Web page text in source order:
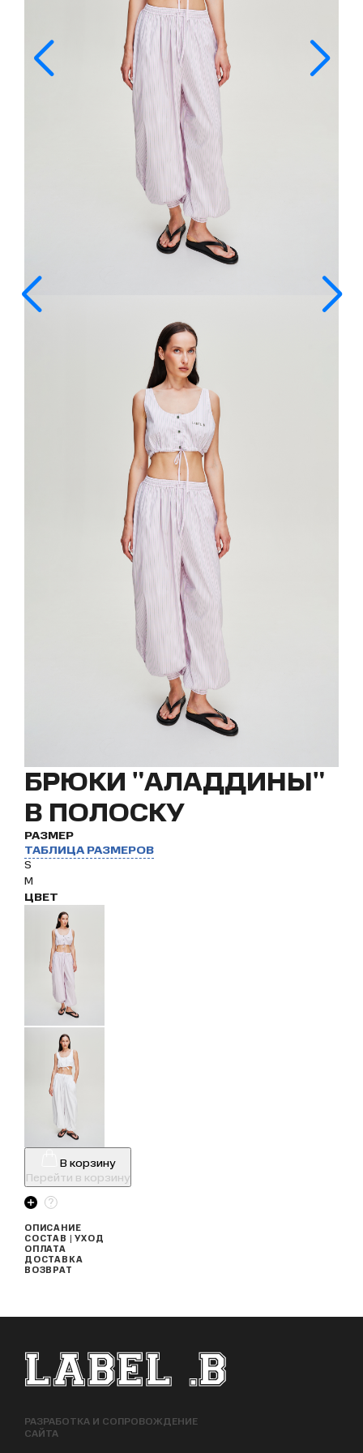
БРЮКИ "АЛАДДИНЫ"
В ПОЛОСКУ
РАЗМЕР
ТАБЛИЦА РАЗМЕРОВ
S
M
ЦВЕТ
В корзину
Перейти в корзину
ОПИСАНИЕ
СОСТАВ | УХОД
ОПЛАТА
ДОСТАВКА
ВОЗВРАТ
ФУТЕР САЙТА
РАЗРАБОТКА И СОПРОВОЖДЕНИЕ
САЙТА